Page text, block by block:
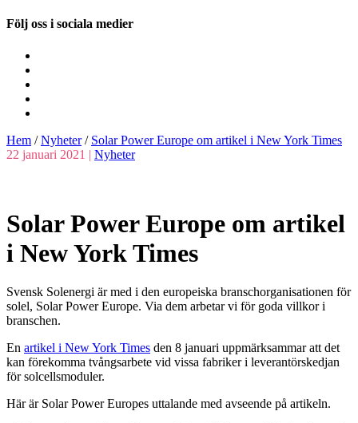
Följ oss i sociala medier
Hem /Nyheter/ Solar Power Europe om artikel i New York Times
22 januari 2021 | Nyheter
Solar Power Europe om artikel
i New York Times
Svensk Solenergi är med i den europeiska branschorganisationen för
solel, Solar Power Europe. Via dem arbetar vi för goda villkor i
branschen.
En artikel i New York Times den 8 januari uppmärksammar att det
kan förekomma tvångsarbete vid vissa fabriker i leverantörskedjan
för solcellsmoduler.
Här är Solar Power Europes uttalande med avseende på artikeln.